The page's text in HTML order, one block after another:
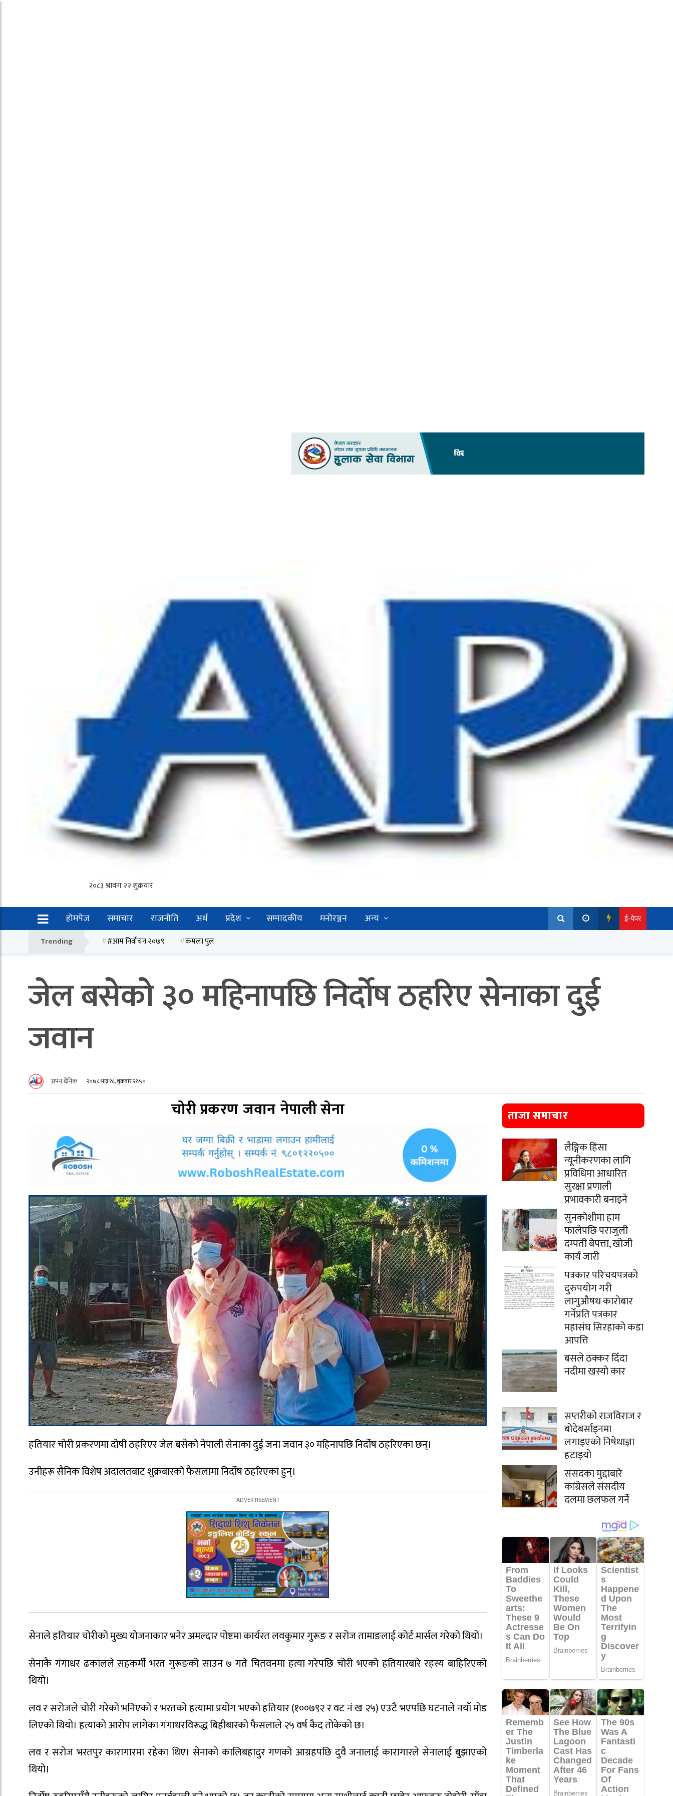
होमपेज समाचार राजनीति अर्थ प्रदेश सम्पादकीय मनोरञ्जन अन्य ई-पेपर
Trending #आम निर्वाचन २०७९ कमला पुल
जेल बसेको ३० महिनापछि निर्दोष ठहरिए सेनाका दुई
जवान
अपन दैनिक २०७८ भाद्र १८, शुक्रबार २१:५०
चोरी प्रकरण जवान नेपाली सेना
हतियार चोरी प्रकरणमा दोषी ठहरिएर जेल बसेको नेपाली सेनाका दुई जना जवान ३० महिनापछि निर्दोष ठहरिएका छन्।
उनीहरू सैनिक विशेष अदालतबाट शुक्रबारको फैसलामा निर्दोष ठहरिएका हुन्।
सेनाले हतियार चोरीको मुख्य योजनाकार भनेर अमल्दार पोष्टमा कार्यरत लवकुमार गुरूङ र सरोज तामाङलाई कोर्ट मार्सल गरेको थियो।
सेनाकै गंगाधर ढकालले सहकर्मी भरत गुरूङको साउन ७ गते चितवनमा हत्या गरेपछि चोरी भएको हतियारबारे रहस्य बाहिरिएको
थियो।
लव र सरोजले चोरी गरेको भनिएको र भरतको हत्यामा प्रयोग भएको हतियार (१००७९२ र वट नं ख २५) एउटै भएपछि घटनाले नयाँ मोड
लिएको थियो। हत्याको आरोप लागेका गंगाधरविरूद्ध बिहीबारको फैसलाले २५ वर्ष कैद तोकेको छ।
लव र सरोज भरतपुर कारागारमा रहेका थिए। सेनाको कालिबहादुर गणको आग्रहपछि दुवै जनालाई कारागारले सेनालाई बुझाएको
थियो।
ताजा समाचार
लैङ्गिक हिंसा
न्यूनीकरणका लागि
प्रविधिमा आधारित
सुरक्षा प्रणाली
प्रभावकारी बनाइने
सुनकोशीमा हाम
फालेपछि पराजुली
दम्पती बेपत्ता, खोजी
कार्य जारी
पत्रकार परिचयपत्रको
दुरुपयोग गरी
लागुऔषध कारोबार
गर्नेप्रति पत्रकार
महासंघ सिरहाको कडा
आपत्ति
बसले ठक्कर दिँदा
नदीमा खस्यो कार
सप्तरीको राजविराज र
बोदेबर्साइनमा
लगाइएको निषेधाज्ञा
हटाइयो
संसदका मुद्दाबारे
कांग्रेसले संसदीय
दलमा छलफल गर्ने